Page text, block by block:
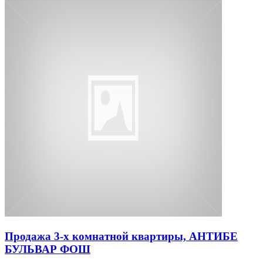
Продажа 3-х комнатной квартиры, АНТИБЕ
БУЛЬВАР ФОШ